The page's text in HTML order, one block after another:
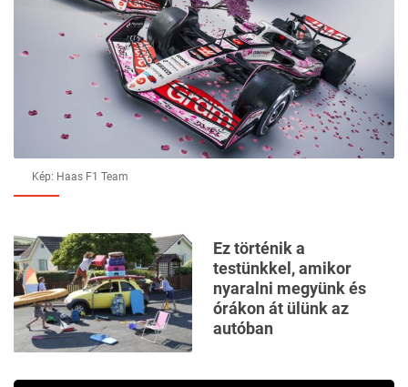
Kép: Haas F1 Team
Ez történik a
testünkkel, amikor
nyaralni megyünk és
órákon át ülünk az
autóban